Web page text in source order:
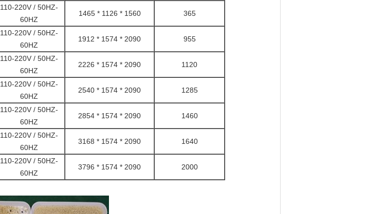
110-220V / 50HZ-
60HZ
1465 * 1126 * 1560 365
110-220V / 50HZ-
60HZ
1912 * 1574 * 2090 955
110-220V / 50HZ-
60HZ
2226 * 1574 * 2090 1120
110-220V / 50HZ-
60HZ
2540 * 1574 * 2090 1285
110-220V / 50HZ-
60HZ
2854 * 1574 * 2090 1460
110-220V / 50HZ-
60HZ
3168 * 1574 * 2090 1640
110-220V / 50HZ-
60HZ
3796 * 1574 * 2090 2000